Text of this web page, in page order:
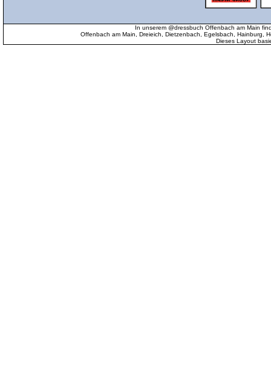
In unserem @dressbuch Offenbach am Main
Offenbach am Main, Dreieich, Dietzenbach, Egelsbach, Hainburg,
Dieses Layout